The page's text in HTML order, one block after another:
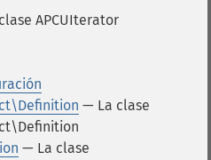
APCUIterator
— La clase
— La clase